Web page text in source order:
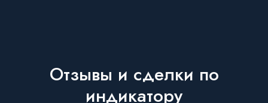
Отзывы и сделки по
индикатору